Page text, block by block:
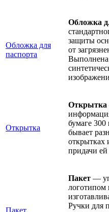
Обложка для
паспорта
Обложка
защиты
от
Выполнена
Открытка
Открытка
бумаге 300
бывает
открытках
придачи ей
Пакет —
логотипом
Ручки для